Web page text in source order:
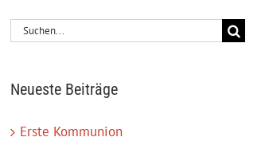
Suche
nach:
Neueste Beiträge
Erste Kommunion